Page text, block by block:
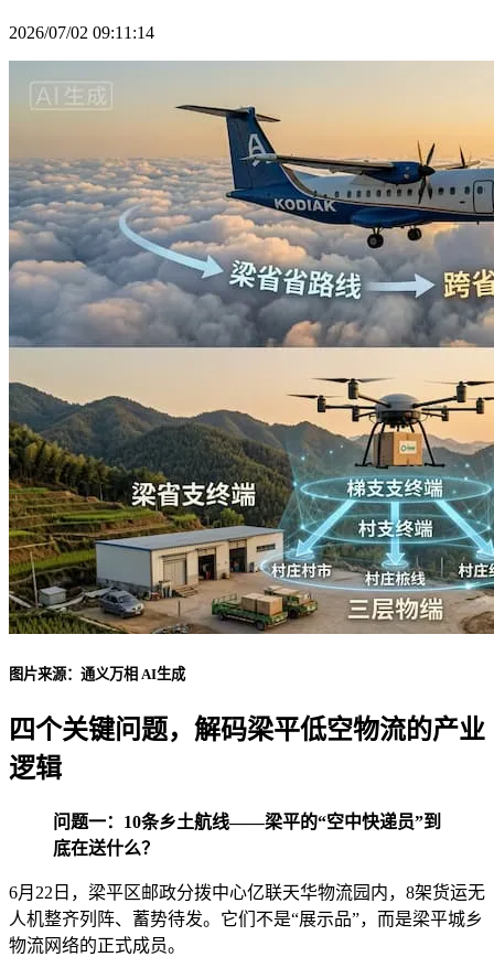
2026/07/02 09:11:14
图片来源：通义万相 AI生成
四个关键问题，解码梁平低空物流的产业
逻辑
问题一：10条乡土航线——梁平的“空中快递员”到
底在送什么？
6月22日，梁平区邮政分拨中心亿联天华物流园内，8架货运无
人机整齐列阵、蓄势待发。它们不是“展示品”，而是梁平城乡
物流网络的正式成员。